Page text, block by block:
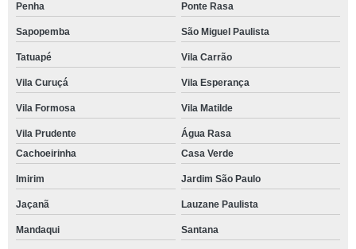
Penha Ponte Rasa
Sapopemba São Miguel Paulista
Tatuapé Vila Carrão
Vila Curuçá Vila Esperança
Vila Formosa Vila Matilde
Vila Prudente
Água Rasa
Cachoeirinha
Casa Verde
Imirim Jardim São Paulo
Jaçanã Lauzane Paulista
Mandaqui Santana